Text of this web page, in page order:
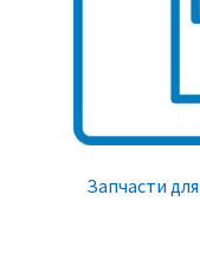
Запчасти